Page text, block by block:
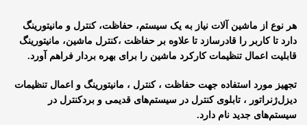
هر نوع از ماشین آلات نیاز به یک سیستم، حفاظت، کنترل و مانیتورینگ
دارد تا کاربر را قادرسازد تا علاوه‌ بر حفاظت ،کنترل ماشین، مانیتورینگ
قابلیت اعمال تنظیمات کارکرد ماشین را برای بهره بردار فراهم آورد.
تجهیز مورد استفاده جهت حفاظت ، کنترل ، مانیتورینگ و اعمال تنظیمات
دیزل‌ژنراتور ، تابلوی کنترل در سیستم‌های قدیمی و بردکنترل در
سیستم‌های جدید نام دارد.